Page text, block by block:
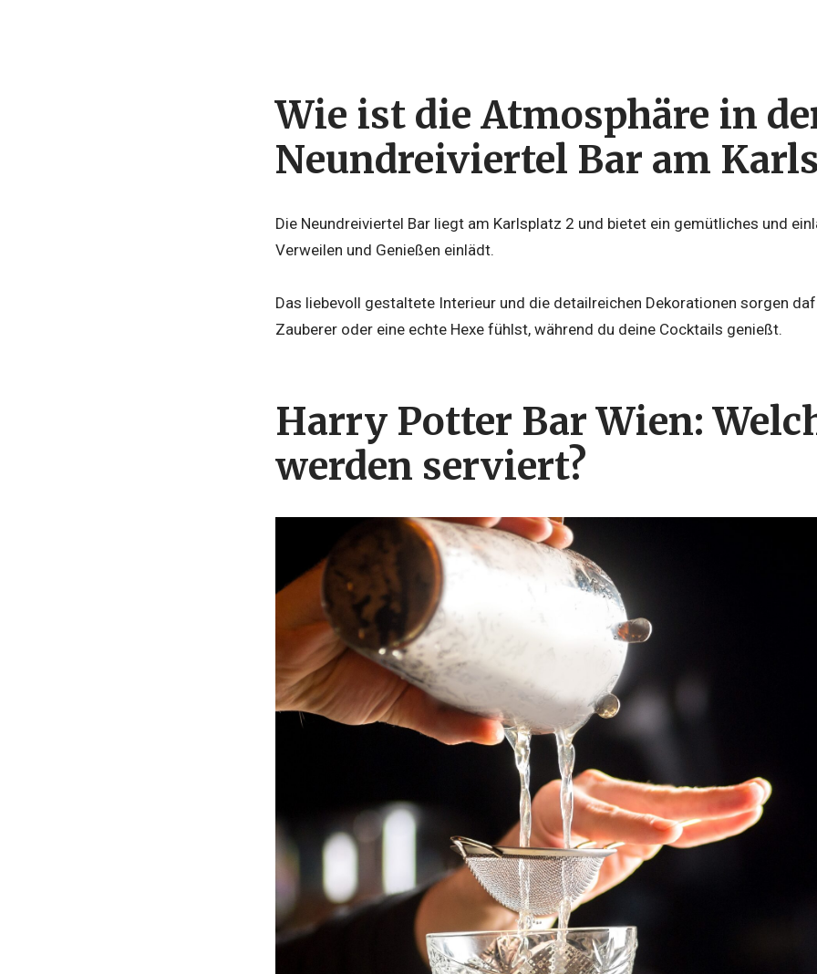
Wie ist die Atmosphäre in
Neundreiviertel Bar am
Die Neundreiviertel Bar liegt am Karlsplatz 2 und bietet ein gemütliches und
Verweilen und Genießen einlädt.
Das liebevoll gestaltete Interieur und die detailreichen Dekorationen sorgen
Zauberer oder eine echte Hexe fühlst, während du deine Cocktails genießt.
Harry Potter Bar Wien:
werden serviert?